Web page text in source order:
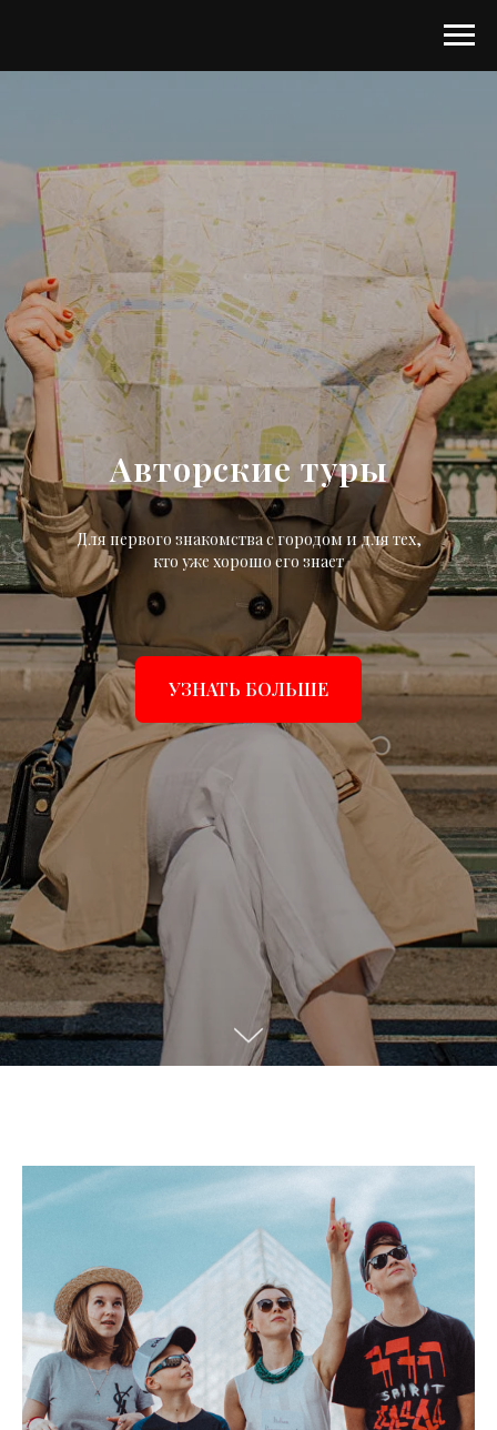
Авторские туры
Для первого знакомства с городом и для тех,
кто уже хорошо его знает
УЗНАТЬ БОЛЬШЕ